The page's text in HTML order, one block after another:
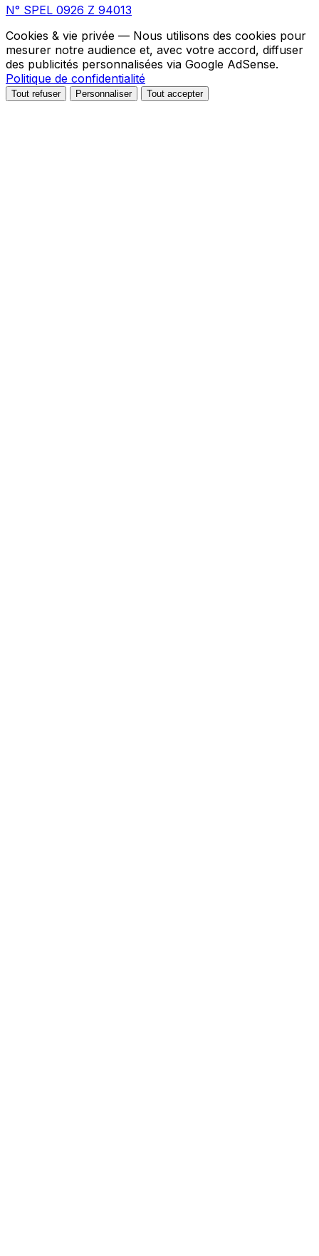
N° SPEL 0926 Z 94013
Cookies & vie privée — Nous utilisons des cookies pour
mesurer notre audience et, avec votre accord, diffuser
des publicités personnalisées via Google AdSense.
Politique de confidentialité
Tout refuser Personnaliser Tout accepter